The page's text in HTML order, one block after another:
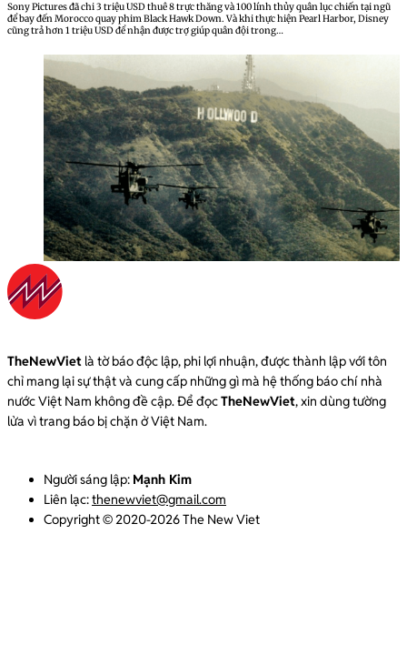
Sony Pictures đã chi 3 triệu USD thuê 8 trực thăng và 100 lính thủy quân lục chiến tại ngũ
để bay đến Morocco quay phim Black Hawk Down. Và khi thực hiện Pearl Harbor, Disney
cũng trả hơn 1 triệu USD để nhận được trợ giúp quân đội trong…
TheNewViet là tờ báo độc lập, phi lợi nhuận, được thành lập với tôn
chỉ mang lại sự thật và cung cấp những gì mà hệ thống báo chí nhà
nước Việt Nam không đề cập. Để đọcTheNewViet, xin dùng tường
lửa vì trang báo bị chặn ở Việt Nam.
Người sáng lập: Mạnh Kim
Liên lạc:thenewviet@gmail.com
Copyright © 2020-2026 The New Viet